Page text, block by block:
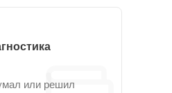
или решил